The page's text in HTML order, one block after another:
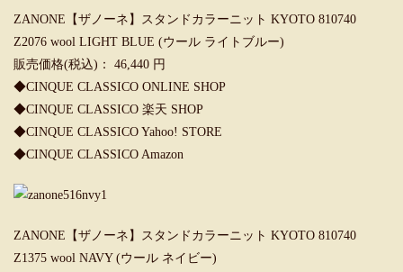
ZANONE【ザノーネ】スタンドカラーニット KYOTO 810740
Z2076 wool LIGHT BLUE (ウール ライトブルー)
販売価格(税込)： 46,440 円
◆CINQUE CLASSICO ONLINE SHOP
◆CINQUE CLASSICO 楽天 SHOP
◆CINQUE CLASSICO Yahoo! STORE
◆CINQUE CLASSICO Amazon
ZANONE【ザノーネ】スタンドカラーニット KYOTO 810740
Z1375 wool NAVY (ウール ネイビー)